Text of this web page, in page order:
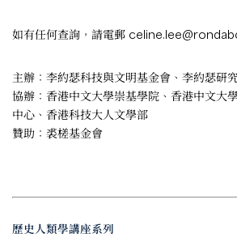
如有任何查詢，請電郵
主辦：李約瑟科技與文明基金會、李約瑟研
協辦：香港中文大學崇基學院、香港中文大
中心、香港科技大人文學部
贊助：裘槎基金會
歷史人類學講座系列